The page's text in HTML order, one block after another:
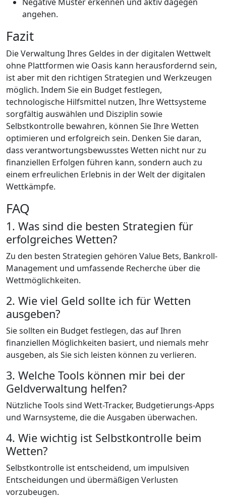
angehen.
Fazit
Die Verwaltung Ihres Geldes in der digitalen Wettwelt
ohne Plattformen wie Oasis kann herausfordernd sein,
ist aber mit den richtigen Strategien und Werkzeugen
möglich. Indem Sie ein Budget festlegen,
technologische Hilfsmittel nutzen, Ihre Wettsysteme
sorgfältig auswählen und Disziplin sowie
Selbstkontrolle bewahren, können Sie Ihre Wetten
optimieren und erfolgreich sein. Denken Sie daran,
dass verantwortungsbewusstes Wetten nicht nur zu
finanziellen Erfolgen führen kann, sondern auch zu
einem erfreulichen Erlebnis in der Welt der digitalen
Wettkämpfe.
FAQ
1. Was sind die besten Strategien für
erfolgreiches Wetten?
Zu den besten Strategien gehören Value Bets, Bankroll-
Management und umfassende Recherche über die
Wettmöglichkeiten.
2. Wie viel Geld sollte ich für Wetten
ausgeben?
Sie sollten ein Budget festlegen, das auf Ihren
finanziellen Möglichkeiten basiert, und niemals mehr
ausgeben, als Sie sich leisten können zu verlieren.
3. Welche Tools können mir bei der
Geldverwaltung helfen?
Nützliche Tools sind Wett-Tracker, Budgetierungs-Apps
und Warnsysteme, die die Ausgaben überwachen.
4. Wie wichtig ist Selbstkontrolle beim
Wetten?
Selbstkontrolle ist entscheidend, um impulsiven
Entscheidungen und übermäßigen Verlusten
vorzubeugen.